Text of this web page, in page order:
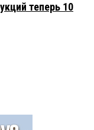
теперь 10